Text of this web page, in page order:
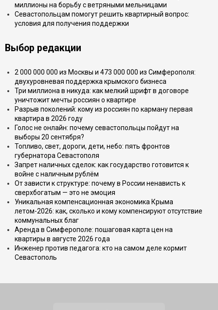
миллионы на борьбу с ветряными мельницами
Севастопольцам помогут решить квартирный вопрос:
условия для получения поддержки
Выбор редакции
2 000 000 000 из Москвы и 473 000 000 из Симферополя:
двухуровневая поддержка крымского бизнеса
Три миллиона в никуда: как мелкий шрифт в договоре
уничтожит мечты россиян о квартире
Разрыв поколений: кому из россиян по карману первая
квартира в 2026 году
Голос не онлайн: почему севастопольцы пойдут на
выборы 20 сентября?
Топливо, свет, дороги, дети, небо: пять фронтов
губернатора Севастополя
Запрет наличных сделок: как государство готовится к
войне с наличным рублём
От зависти к структуре: почему в России ненависть к
сверхбогатым — это не эмоция
Уникальная компенсационная экономика Крыма
летом-2026: как, сколько и кому компенсируют отсутствие
коммунальных благ
Аренда в Симферополе: пошаговая карта цен на
квартиры в августе 2026 года
Инженер против педагога: кто на самом деле кормит
Севастополь